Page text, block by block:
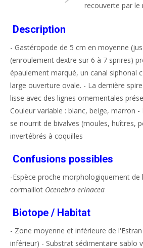
recouverte par le
Description
- Gastéropode de 5 cm en moyenne
(enroulement dextre sur 6 à 7 sprires)
épaulement marqué, un canal siphonal
large ouverture ovale. - La dernière
lisse avec des lignes ornementales
Couleur variable : blanc, beige, marron
se nourrit de bivalves (moules, huîtres,
invertébrés à coquilles
Confusions possibles
-Espèce proche morphologiquement de
cormaillot Ocenebra erinacea
Biotope / Habitat
- Zone moyenne et inférieure de
inférieur) - Substrat sédimentaire sablo